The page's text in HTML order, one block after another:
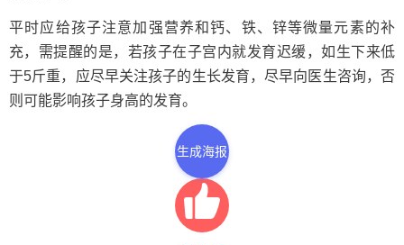
平时应给孩子注意加强营养和钙、铁、锌等微量元素的补
充，需提醒的是，若孩子在子宫内就发育迟缓，如生下来低
于5斤重，应尽早关注孩子的生长发育，尽早向医生咨询，否
则可能影响孩子身高的发育。
生成海报